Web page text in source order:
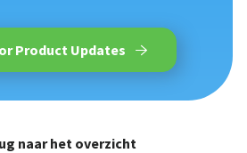
Product Updates
naar het overzicht